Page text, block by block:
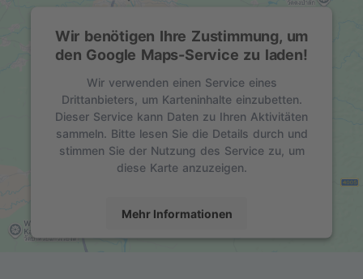
Wir benötigen Ihre Zustimmung, um
den Google Maps-Service zu laden!
Wir verwenden einen Service eines
Drittanbieters, um Karteninhalte einzubetten.
Dieser Service kann Daten zu Ihren Aktivitäten
sammeln. Bitte lesen Sie die Details durch und
stimmen Sie der Nutzung des Service zu, um
diese Karte anzuzeigen.
Mehr Informationen